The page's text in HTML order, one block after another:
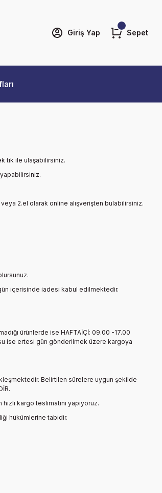
Giriş Yap Sepet
tık ile ulaşabilirsiniz.
2.el olarak online alışverişten bulabilirsiniz.
içerisinde iadesi kabul edilmektedir.
ürünlerde ise HAFTAİÇİ: 09.00 -17.00
ise ertesi gün gönderilmek üzere kargoya
Belirtilen sürelere uygun şekilde
kargo teslimatını yapıyoruz.
hükümlerine tabidir.